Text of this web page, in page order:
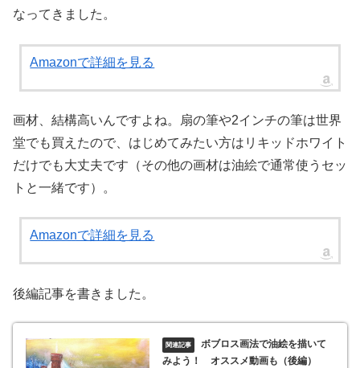
なってきました。
Amazonで詳細を見る
画材、結構高いんですよね。扇の筆や2インチの筆は世界
堂でも買えたので、はじめてみたい方はリキッドホワイト
だけでも大丈夫です（その他の画材は油絵で通常使うセッ
トと一緒です）。
Amazonで詳細を見る
後編記事を書きました。
ボブロス画法で油絵を描いて
みよう！ オススメ動画も（後編）